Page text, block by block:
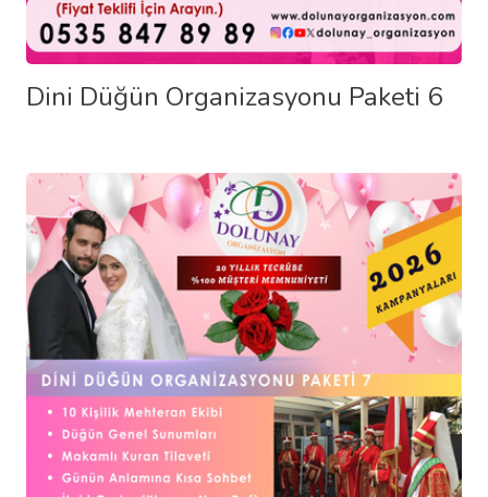
Dini Düğün Organizasyonu Paketi 6